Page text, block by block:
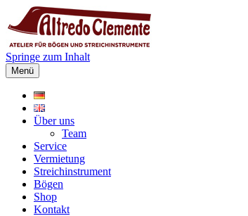
Springe zum Inhalt
Menü
Über uns
Team
Service
Vermietung
Streichinstrument
Bögen
Shop
Kontakt